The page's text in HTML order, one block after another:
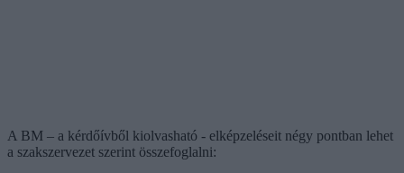
A BM – a kérdőívből kiolvasható - elképzeléseit négy pontban lehet
a szakszervezet szerint összefoglalni: